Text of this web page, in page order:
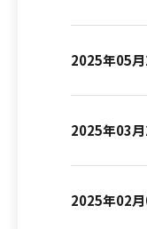
2025年05
2025年03
2025年02